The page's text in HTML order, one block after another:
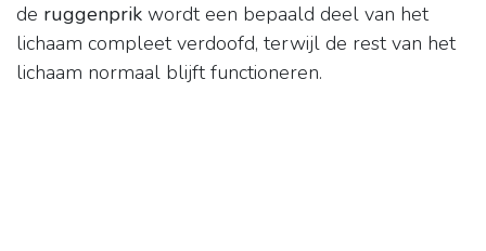
de ruggenprik wordt een bepaald deel van het
lichaam compleet verdoofd, terwijl de rest van het
lichaam normaal blijft functioneren.